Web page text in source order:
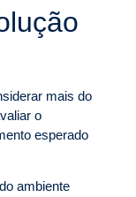
mais do
o
esperado
ambiente